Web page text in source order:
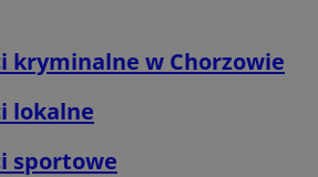
kryminalne w Chorzowie
lokalne
sportowe